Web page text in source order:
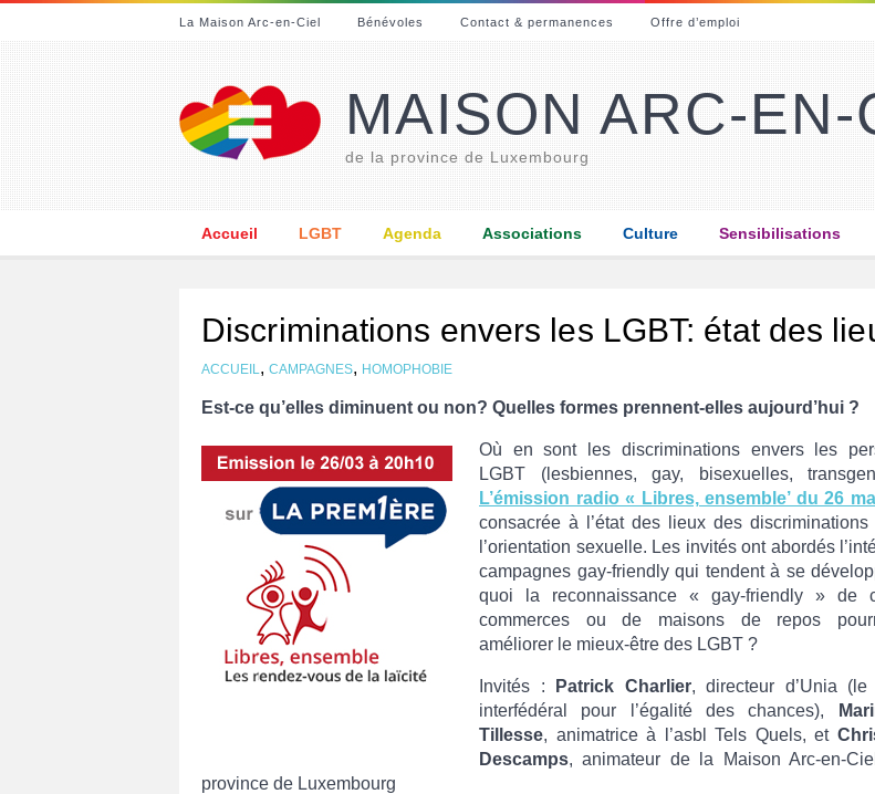
La Maison Arc-en-Ciel Bénévoles Contact & permanences Offre d’emploi
MAISON ARC-EN-
de la province de Luxembourg
Accueil LGBT Agenda Associations Culture Sensibilisations
Discriminations envers les LGBT: état des
ACCUEIL, CAMPAGNES, HOMOPHOBIE
Est-ce qu’elles diminuent ou non? Quelles formes prennent-elles aujourd’hui ?
Où en sont les discriminations envers les
LGBT (lesbiennes, gay, bisexuelles,
L’émission radio « Libres, ensemble’ du 26
consacrée à l’état des lieux des
l’orientation sexuelle. Les invités ont abordés
campagnes gay-friendly qui tendent à se
quoi la reconnaissance « gay-friendly » de
commerces ou de maisons de repos
améliorer le mieux-être des LGBT ?
Invités : Patrick Charlier, directeur d’Unia (le
interfédéral pour l’égalité des chances),
Tillesse, animatrice à l’asbl Tels Quels, et
Descamps, animateur de la Maison Arc-en-
province de Luxembourg